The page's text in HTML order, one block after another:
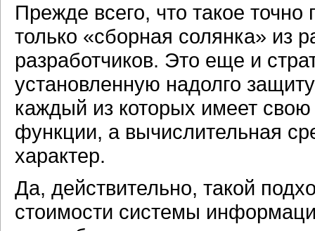
Прежде всего, что такое
только «сборная солянка» из
разработчиков. Это еще и
установленную надолго
каждый из которых имеет
функции, а вычислительная
характер.
Да, действительно, такой
стоимости системы